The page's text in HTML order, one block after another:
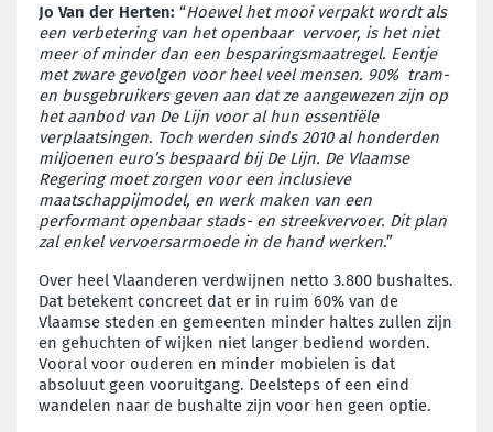
Jo Van der Herten: “Hoewel het mooi verpakt wordt als
een verbetering van het openbaar vervoer, is het niet
meer of minder dan een besparingsmaatregel. Eentje
met zware gevolgen voor heel veel mensen. 90% tram-
en busgebruikers geven aan dat ze aangewezen zijn op
het aanbod van De Lijn voor al hun essentiële
verplaatsingen. Toch werden sinds 2010 al honderden
miljoenen euro’s bespaard bij De Lijn. De Vlaamse
Regering moet zorgen voor een inclusieve
maatschappijmodel, en werk maken van een
performant openbaar stads- en streekvervoer. Dit plan
zal enkel vervoersarmoede in de hand werken.”
Over heel Vlaanderen verdwijnen netto 3.800 bushaltes.
Dat betekent concreet dat er in ruim 60% van de
Vlaamse steden en gemeenten minder haltes zullen zijn
en gehuchten of wijken niet langer bediend worden.
Vooral voor ouderen en minder mobielen is dat
absoluut geen vooruitgang. Deelsteps of een eind
wandelen naar de bushalte zijn voor hen geen optie.